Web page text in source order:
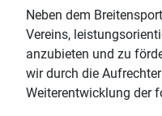
Neben dem
Vereins,
anzubieten und zu
wir durch die
Weiterentwicklung der